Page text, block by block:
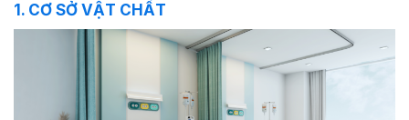
1. CƠ SỞ VẬT CHẤT